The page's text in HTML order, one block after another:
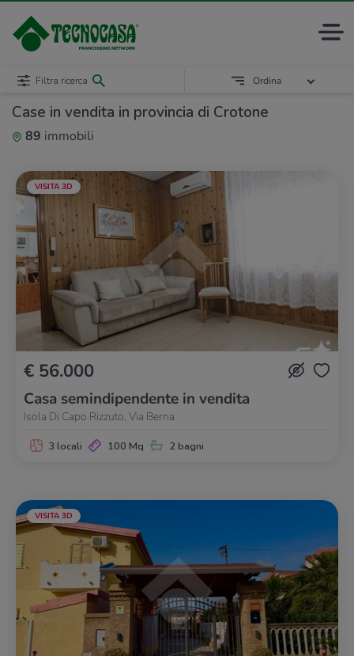
Case in vendita in provincia di Crotone
89 immobili
Filtra ricerca Ordina
VISITA 3D
€ 56.000
Casa semindipendente in vendita
Isola Di Capo Rizzuto, Via Berna
3 locali 100 Mq 2 bagni
VISITA 3D